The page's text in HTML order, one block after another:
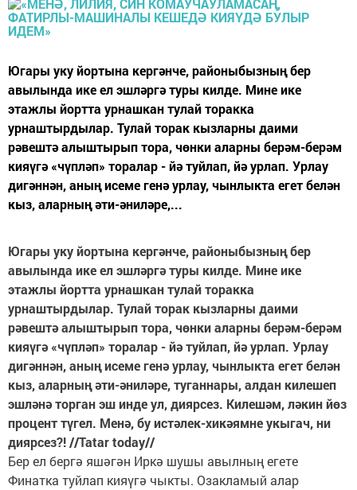
Югары уку йортына кергәнче, районыбызның бер
авылында ике ел эшләргә туры килде. Мине ике
этажлы йортта урнашкан тулай торакка
урнаштырдылар. Тулай торак кызларны даими
рәвештә алыштырып тора, чөнки аларны берәм-берәм
кияүгә «чүпләп» торалар - йә туйлап, йә урлап. Урлау
дигәннән, аның исеме генә урлау, чынлыкта егет белән
кыз, аларның әти-әниләре,...
Югары уку йортына кергәнче, районыбызның бер
авылында ике ел эшләргә туры килде. Мине ике
этажлы йортта урнашкан тулай торакка
урнаштырдылар. Тулай торак кызларны даими
рәвештә алыштырып тора, чөнки аларны берәм-берәм
кияүгә «чүпләп» торалар - йә туйлап, йә урлап. Урлау
дигәннән, аның исеме генә урлау, чынлыкта егет белән
кыз, аларның әти-әниләре, туганнары, алдан килешеп
эшләнә торган эш инде ул, диярсез. Килешәм, ләкин йөз
процент түгел. Менә, бу истәлек-хикәямне укыгач, ни
диярсез?! //Tatar today//
Бер ел бергә яшәгән Иркә шушы авылның егете
Финатка туйлап кияүгә чыкты. Озакламый алар